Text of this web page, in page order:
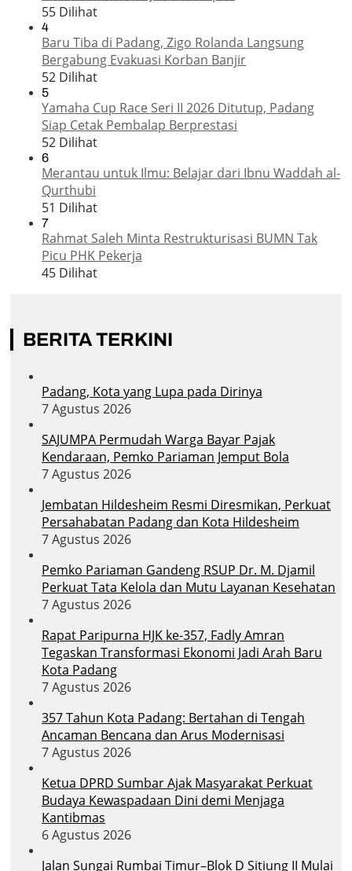
55 Dilihat
4
Baru Tiba di Padang, Zigo Rolanda Langsung
Bergabung Evakuasi Korban Banjir
52 Dilihat
5
Yamaha Cup Race Seri II 2026 Ditutup, Padang
Siap Cetak Pembalap Berprestasi
52 Dilihat
6
Merantau untuk Ilmu: Belajar dari Ibnu Waddah al-
Qurthubi
51 Dilihat
7
Rahmat Saleh Minta Restrukturisasi BUMN Tak
Picu PHK Pekerja
45 Dilihat
BERITA TERKINI
Padang, Kota yang Lupa pada Dirinya
7 Agustus 2026
SAJUMPA Permudah Warga Bayar Pajak
Kendaraan, Pemko Pariaman Jemput Bola
7 Agustus 2026
Jembatan Hildesheim Resmi Diresmikan, Perkuat
Persahabatan Padang dan Kota Hildesheim
7 Agustus 2026
Pemko Pariaman Gandeng RSUP Dr. M. Djamil
Perkuat Tata Kelola dan Mutu Layanan Kesehatan
7 Agustus 2026
Rapat Paripurna HJK ke-357, Fadly Amran
Tegaskan Transformasi Ekonomi Jadi Arah Baru
Kota Padang
7 Agustus 2026
357 Tahun Kota Padang: Bertahan di Tengah
Ancaman Bencana dan Arus Modernisasi
7 Agustus 2026
Ketua DPRD Sumbar Ajak Masyarakat Perkuat
Budaya Kewaspadaan Dini demi Menjaga
Kantibmas
6 Agustus 2026
Jalan Sungai Rumbai Timur–Blok D Sitiung II Mulai